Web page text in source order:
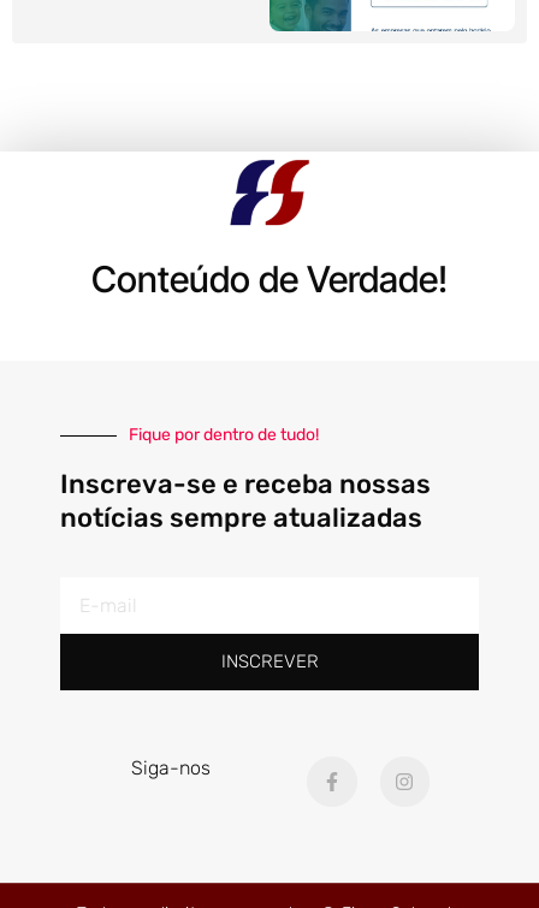
Conteúdo de Verdade!
Fique por dentro de tudo!
Inscreva-se e receba nossas
notícias sempre atualizadas
mail
INSCREVER
Siga-nos
a
o
n
r